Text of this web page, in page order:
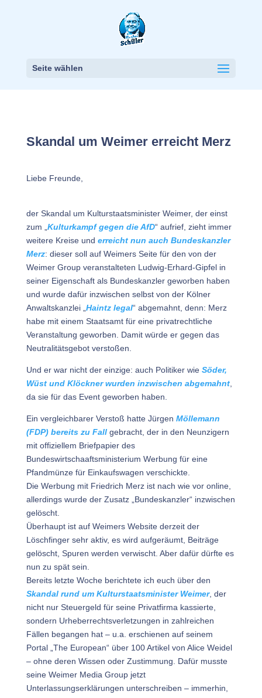
Seite wählen
Skandal um Weimer erreicht Merz
Liebe Freunde,
der Skandal um Kulturstaatsminister Weimer, der einst
zum „ Kulturkampf gegen die AfD“ aufrief, zieht immer
weitere Kreise und erreicht nun auch Bundeskanzler
Merz: dieser soll auf Weimers Seite für den von der
Weimer Group veranstalteten Ludwig-Erhard-Gipfel in
seiner Eigenschaft als Bundeskanzler geworben haben
und wurde dafür inzwischen selbst von der Kölner
Anwaltskanzlei „ Haintz legal“ abgemahnt, denn: Merz
habe mit einem Staatsamt für eine privatrechtliche
Veranstaltung geworben. Damit würde er gegen das
Neutralitätsgebot verstoßen.
Und er war nicht der einzige: auch Politiker wie Söder,
Wüst und Klöckner wurden inzwischen abgemahnt,
da sie für das Event geworben haben.
Ein vergleichbarer Verstoß hatte Jürgen Möllemann
(FDP) bereits zu Fallgebracht, der in den Neunzigern
mit offiziellem Briefpapier des
Bundeswirtschaaftsministerium Werbung für eine
Pfandmünze für Einkaufswagen verschickte.
Die Werbung mit Friedrich Merz ist nach wie vor online,
allerdings wurde der Zusatz „Bundeskanzler“ inzwischen
gelöscht.
Überhaupt ist auf Weimers Website derzeit der
Löschfinger sehr aktiv, es wird aufgeräumt, Beiträge
gelöscht, Spuren werden verwischt. Aber dafür dürfte es
nun zu spät sein.
Bereits letzte Woche berichtete ich euch über den
Skandal rund um Kulturstaatsminister Weimer, der
nicht nur Steuergeld für seine Privatfirma kassierte,
sondern Urheberrechtsverletzungen in zahlreichen
Fällen begangen hat – u.a. erschienen auf seinem
Portal „The European“ über 100 Artikel von Alice Weidel
– ohne deren Wissen oder Zustimmung. Dafür musste
seine Weimer Media Group jetzt
Unterlassungserklärungen unterschreiben – immerhin,